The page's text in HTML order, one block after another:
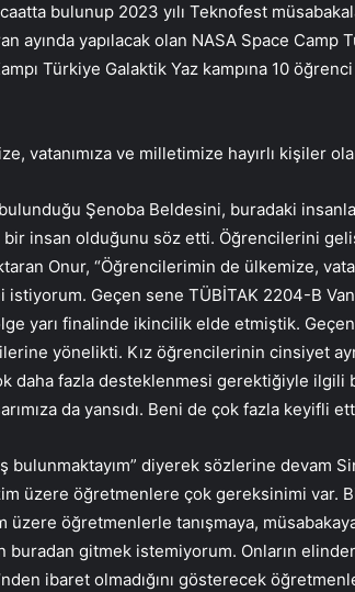
bulunup 2023 yılı Teknofest
ayında yapılacak olan NASA Space Camp
Türkiye Galaktik Yaz kampına 10
vatanımıza ve milletimize hayırlı kişiler
Şenoba Beldesini, buradaki
bir insan olduğunu söz etti. Öğrencilerini
Onur, “Öğrencilerimin de ülkemize,
istiyorum. Geçen sene TÜBİTAK 2204-B
yarı finalinde ikincilik elde etmiştik.
yönelikti. Kız öğrencilerinin cinsiyet
daha fazla desteklenmesi gerektiğiyle ilgili
da yansıdı. Beni de çok fazla keyifli
bulunmaktayım” diyerek sözlerine devam
üzere öğretmenlere çok gereksinimi var.
öğretmenlerle tanışmaya,
buradan gitmek istemiyorum. Onların
ibaret olmadığını gösterecek